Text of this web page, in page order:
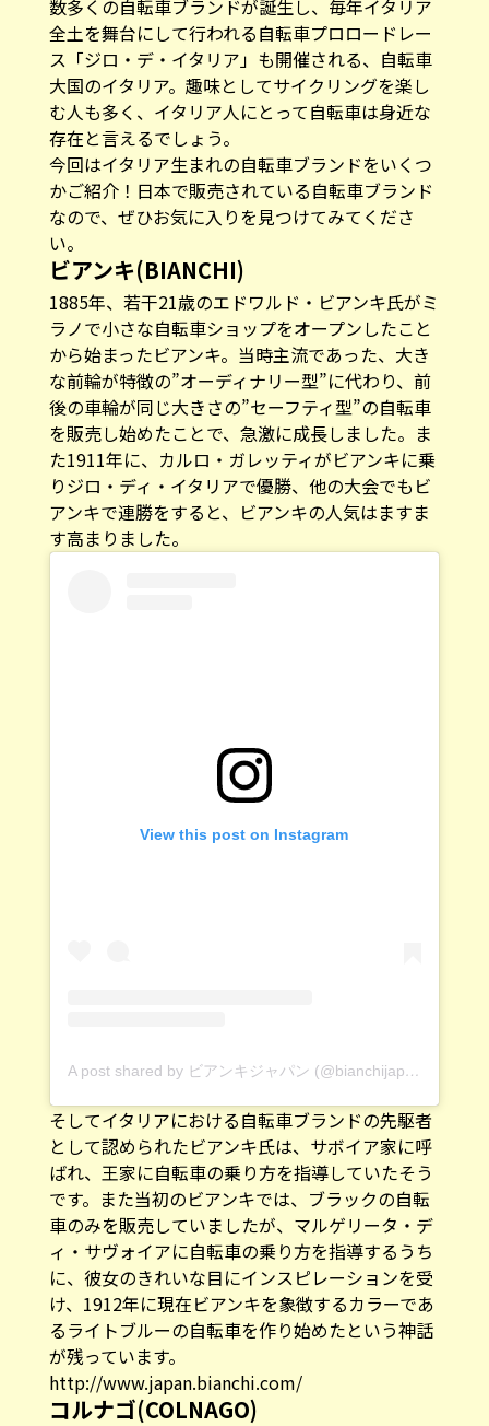
数多くの自転車ブランドが誕生し、毎年イタリア
全土を舞台にして行われる自転車プロロードレー
ス「ジロ・デ・イタリア」も開催される、自転車
大国のイタリア。趣味としてサイクリングを楽し
む人も多く、イタリア人にとって自転車は身近な
存在と言えるでしょう。
今回はイタリア生まれの自転車ブランドをいくつ
かご紹介！日本で販売されている自転車ブランド
なので、ぜひお気に入りを見つけてみてくださ
い。
ビアンキ(BIANCHI)
1885年、若干21歳のエドワルド・ビアンキ氏がミ
ラノで小さな自転車ショップをオープンしたこと
から始まったビアンキ。当時主流であった、大き
な前輪が特徴の”オーディナリー型”に代わり、前
後の車輪が同じ大きさの”セーフティ型”の自転車
を販売し始めたことで、急激に成長しました。ま
た1911年に、カルロ・ガレッティがビアンキに乗
りジロ・ディ・イタリアで優勝、他の大会でもビ
アンキで連勝をすると、ビアンキの人気はますま
す高まりました。
View this post on Instagram
A post shared by ビアンキジャパン (@bianchijapan)
そしてイタリアにおける自転車ブランドの先駆者
として認められたビアンキ氏は、サボイア家に呼
ばれ、王家に自転車の乗り方を指導していたそう
です。また当初のビアンキでは、ブラックの自転
車のみを販売していましたが、マルゲリータ・デ
ィ・サヴォイアに自転車の乗り方を指導するうち
に、彼女のきれいな目にインスピレーションを受
け、1912年に現在ビアンキを象徴するカラーであ
るライトブルーの自転車を作り始めたという神話
が残っています。
http://www.japan.bianchi.com/
コルナゴ(COLNAGO)